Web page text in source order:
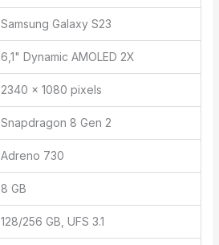
Samsung Galaxy S23
6,1" Dynamic AMOLED 2X
2340 x 1080 pixels
Snapdragon 8 Gen 2
Adreno 730
8 GB
128/256 GB, UFS 3.1